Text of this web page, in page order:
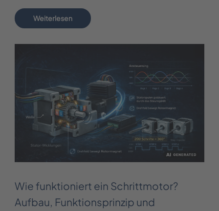
Weiterlesen
Wie funktioniert ein Schrittmotor?
Aufbau, Funktionsprinzip und